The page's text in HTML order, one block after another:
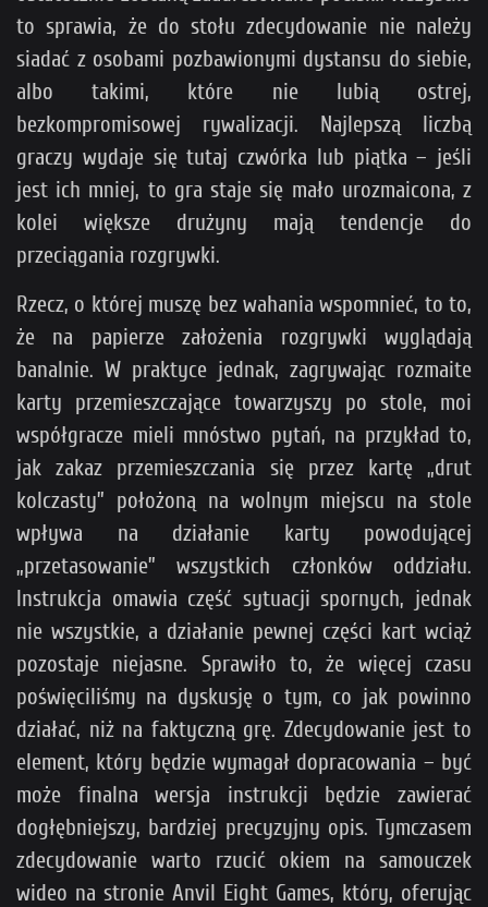
to sprawia, że do stołu zdecydowanie nie należy
siadać z osobami pozbawionymi dystansu do siebie,
albo takimi, które nie lubią ostrej,
bezkompromisowej rywalizacji. Najlepszą liczbą
graczy wydaje się tutaj czwórka lub piątka – jeśli
jest ich mniej, to gra staje się mało urozmaicona, z
kolei większe drużyny mają tendencje do
przeciągania rozgrywki.
Rzecz, o której muszę bez wahania wspomnieć, to to,
że na papierze założenia rozgrywki wyglądają
banalnie. W praktyce jednak, zagrywając rozmaite
karty przemieszczające towarzyszy po stole, moi
współgracze mieli mnóstwo pytań, na przykład to,
jak zakaz przemieszczania się przez kartę „drut
kolczasty” położoną na wolnym miejscu na stole
wpływa na działanie karty powodującej
„przetasowanie” wszystkich członków oddziału.
Instrukcja omawia część sytuacji spornych, jednak
nie wszystkie, a działanie pewnej części kart wciąż
pozostaje niejasne. Sprawiło to, że więcej czasu
poświęciliśmy na dyskusję o tym, co jak powinno
działać, niż na faktyczną grę. Zdecydowanie jest to
element, który będzie wymagał dopracowania – być
może finalna wersja instrukcji będzie zawierać
dogłębniejszy, bardziej precyzyjny opis. Tymczasem
zdecydowanie warto rzucić okiem na samouczek
wideo na stronie Anvil Eight Games, który, oferując